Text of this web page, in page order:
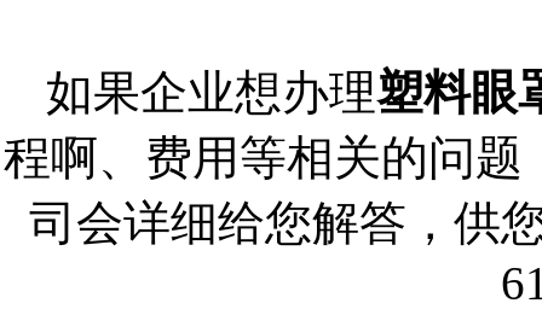
如果企业想办理塑料眼
程啊、费用等相关的问
司会详细给您解答，供